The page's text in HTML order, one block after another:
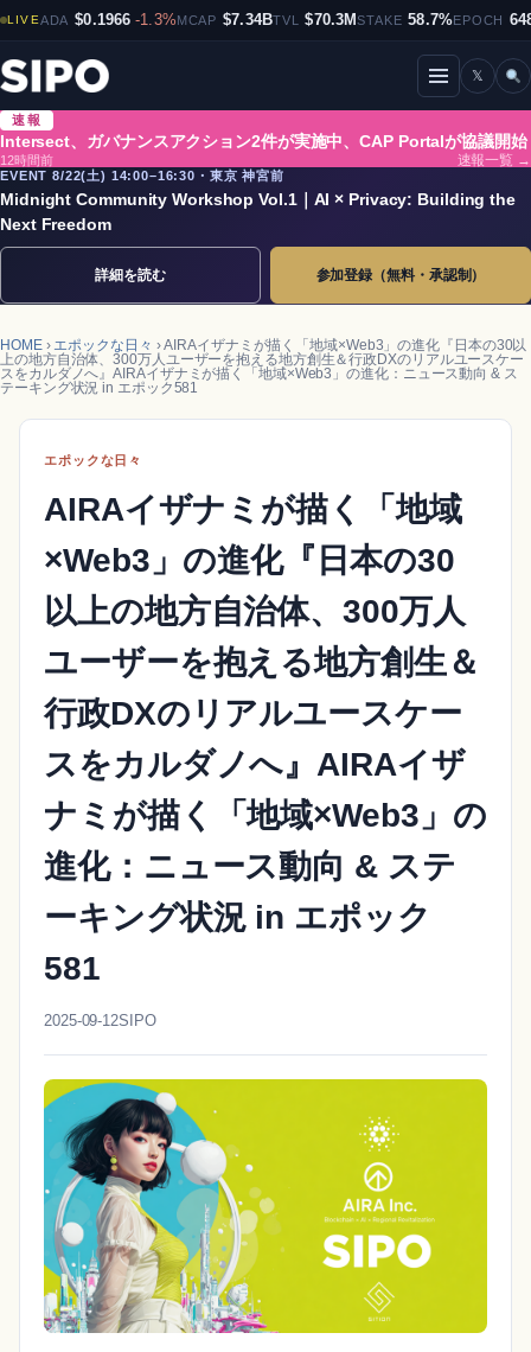
LIVEADA $0.1966 -1.3%MCAP $7.34BTVL $70.3MSTAKE 58.7%EPOCH
メニューを開閉
𝕏
速報
Intersect、ガバナンスアクション2件が実施中、CAP Portalが協議開始
12時間前
速報一覧 →
EVENT 8/22(土) 14:00–16:30・東京 神宮前
Midnight Community Workshop Vol.1｜AI × Privacy: Building the
Next Freedom
詳細を読む 参加登録（無料・承認制）
HOME› エポックな日々 › AIRAイザナミが描く「地域×Web3」の進化『日本の30以
上の地方自治体、300万人ユーザーを抱える地方創生＆行政DXのリアルユースケー
スをカルダノへ』AIRAイザナミが描く「地域×Web3」の進化：ニュース動向 & ス
テーキング状況 in エポック581
エポックな日々
AIRAイザナミが描く「地域
×Web3」の進化『日本の30
以上の地方自治体、300万人
ユーザーを抱える地方創生＆
行政DXのリアルユースケー
スをカルダノへ』AIRAイザ
ナミが描く「地域×Web3」の
進化：ニュース動向 & ステ
ーキング状況 in エポック
581
2025-09-12SIPO